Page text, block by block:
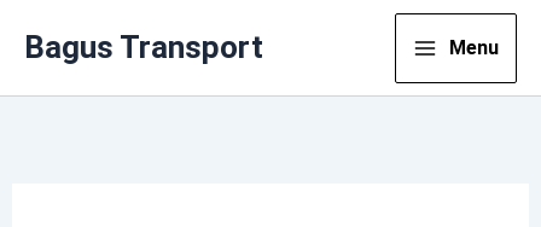
Bagus Transport Menu